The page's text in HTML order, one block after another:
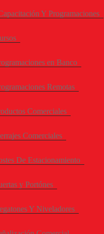
Y Programaciones
en Banco
Remotas
Comerciales
Comerciales
De Estacionamiento
y Portónes
Y Niveladores